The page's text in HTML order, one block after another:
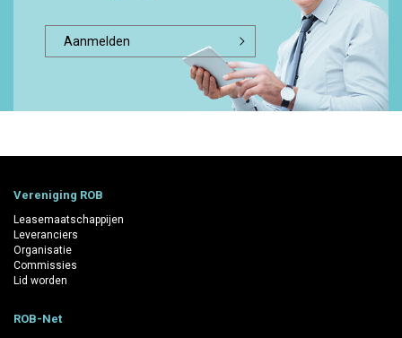
Aanmelden
Vereniging ROB
Leasemaatschappijen
Leveranciers
Organisatie
Commissies
Lid worden
ROB-Net